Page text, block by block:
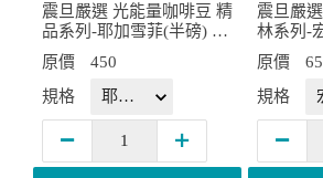
震旦嚴選 光能量咖啡豆 精
品系列-耶加雪菲(半磅) 中
焙HX-TB-05
原價
450
規格
震旦嚴
林系列-
磅) 中深
原價
規格